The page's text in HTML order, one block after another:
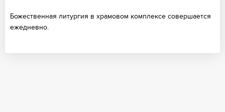
Божественная литургия в храмовом комплексе совершается
ежедневно.